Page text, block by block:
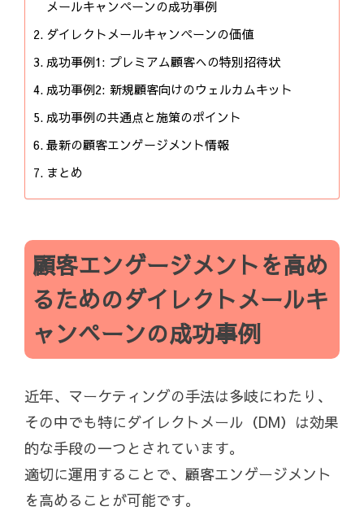
メールキャンペーンの成功事例
ダイレクトメールキャンペーンの価値
成功事例1: プレミアム顧客への特別招待状
成功事例2: 新規顧客向けのウェルカムキット
成功事例の共通点と施策のポイント
最新の顧客エンゲージメント情報
まとめ
顧客エンゲージメントを高め
るためのダイレクトメールキ
ャンペーンの成功事例
近年、マーケティングの手法は多岐にわたり、
その中でも特にダイレクトメール（DM）は効果
的な手段の一つとされています。
適切に運用することで、顧客エンゲージメント
を高めることが可能です。